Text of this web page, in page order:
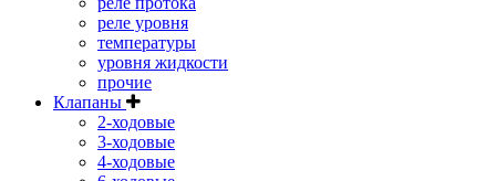
реле уровня
температуры
уровня жидкости
прочие
Клапаны
2-ходовые
3-ходовые
4-ходовые